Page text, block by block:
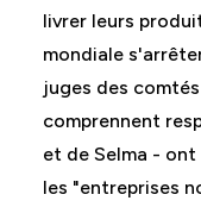
livrer leurs
mondiale
juges des
comprennent
et de Selma -
les "entreprises